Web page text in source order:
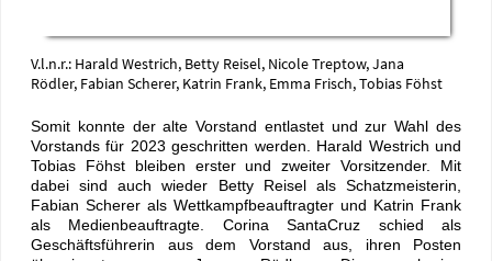
V.l.n.r.: Harald Westrich, Betty Reisel, Nicole Treptow, Jana
Rödler, Fabian Scherer, Katrin Frank, Emma Frisch, Tobias Föhst
Somit konnte der alte Vorstand entlastet und zur Wahl des
Vorstands für 2023 geschritten werden. Harald Westrich und
Tobias Föhst bleiben erster und zweiter Vorsitzender. Mit
dabei sind auch wieder Betty Reisel als Schatzmeisterin,
Fabian Scherer als Wettkampfbeauftragter und Katrin Frank
als Medienbeauftragte. Corina SantaCruz schied als
Geschäftsführerin aus dem Vorstand aus, ihren Posten